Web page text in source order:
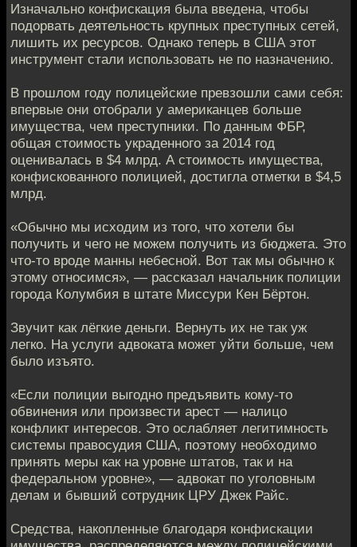
Изначально конфискация была введена, чтобы
подорвать деятельность крупных преступных сетей,
лишить их ресурсов. Однако теперь в США этот
инструмент стали использовать не по назначению.
В прошлом году полицейские превзошли сами себя:
впервые они отобрали у американцев больше
имущества, чем преступники. По данным ФБР,
общая стоимость украденного за 2014 год
оценивалась в $4 млрд. А стоимость имущества,
конфискованного полицией, достигла отметки в $4,5
млрд.
«Обычно мы исходим из того, что хотели бы
получить и чего не можем получить из бюджета. Это
что-то вроде манны небесной. Вот так мы обычно к
этому относимся», — рассказал начальник полиции
города Колумбия в штате Миссури Кен Бёртон.
Звучит как лёгкие деньги. Вернуть их не так уж
легко. На услуги адвоката может уйти больше, чем
было изъято.
«Если полиции выгодно предъявить кому-то
обвинения или произвести арест — налицо
конфликт интересов. Это ослабляет легитимность
системы правосудия США, поэтому необходимо
принять меры как на уровне штатов, так и на
федеральном уровне», — адвокат по уголовным
делам и бывший сотрудник ЦРУ Джек Райс.
Средства, накопленные благодаря конфискации